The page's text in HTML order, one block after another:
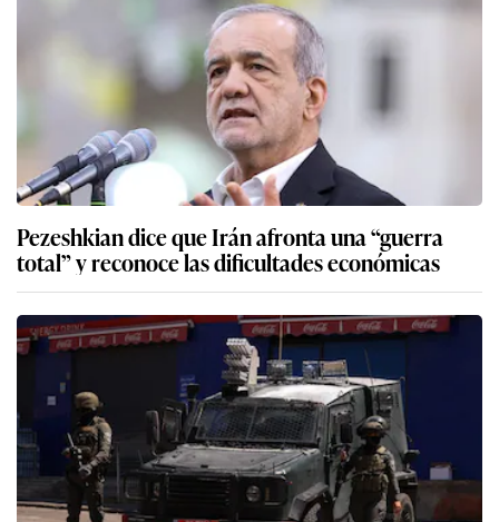
Pezeshkian dice que Irán afronta una “guerra
total” y reconoce las dificultades económicas